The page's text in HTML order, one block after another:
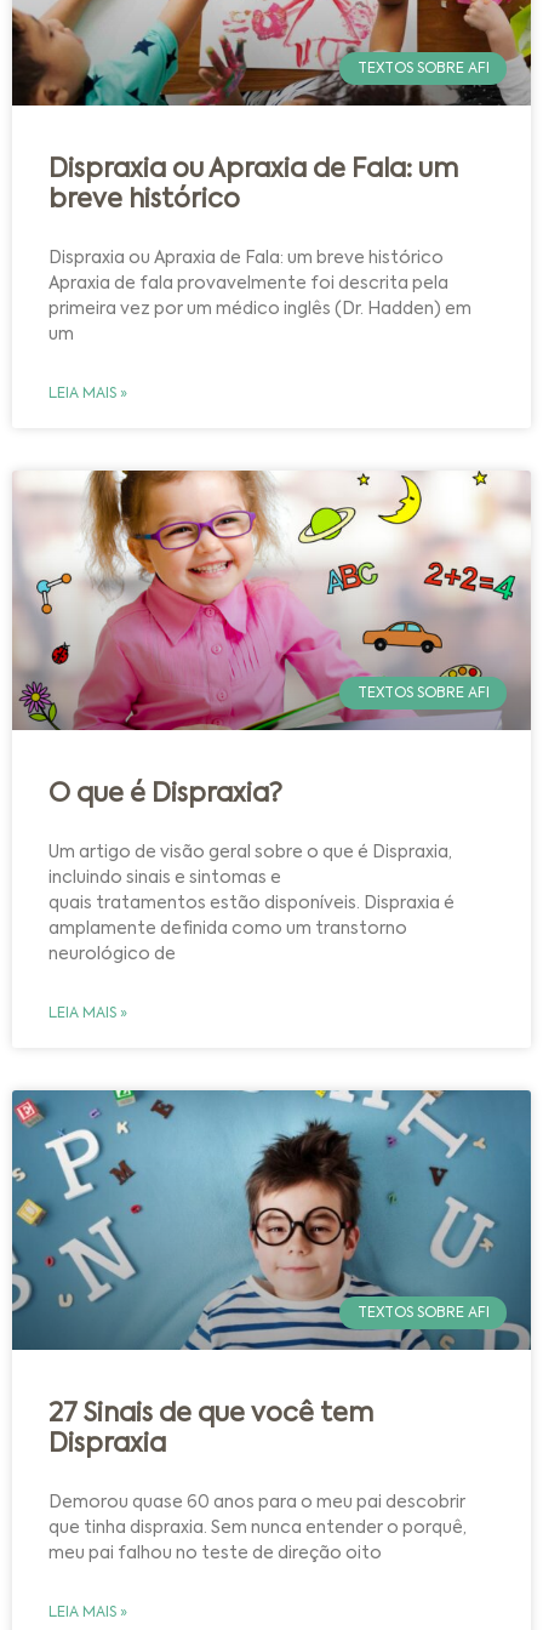
TEXTOS SOBRE AFI
Dispraxia ou Apraxia de Fala: um
breve histórico
Dispraxia ou Apraxia de Fala: um breve histórico
Apraxia de fala provavelmente foi descrita pela
primeira vez por um médico inglês (Dr. Hadden) em
um
LEIA MAIS »
TEXTOS SOBRE AFI
O que é Dispraxia?
Um artigo de visão geral sobre o que é Dispraxia,
incluindo sinais e sintomas e
quais tratamentos estão disponíveis. Dispraxia é
amplamente definida como um transtorno
neurológico de
LEIA MAIS »
TEXTOS SOBRE AFI
27 Sinais de que você tem
Dispraxia
Demorou quase 60 anos para o meu pai descobrir
que tinha dispraxia. Sem nunca entender o porquê,
meu pai falhou no teste de direção oito
LEIA MAIS »